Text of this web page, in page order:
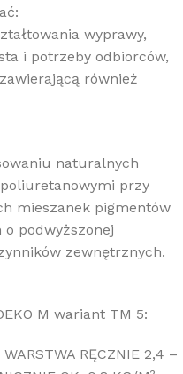
wyprawy,
i potrzeby odbiorców,
również
naturalnych
przy
mieszanek pigmentów
podwyższonej
zewnętrznych.
M wariant TM 5:
RĘCZNIE 2,4 –